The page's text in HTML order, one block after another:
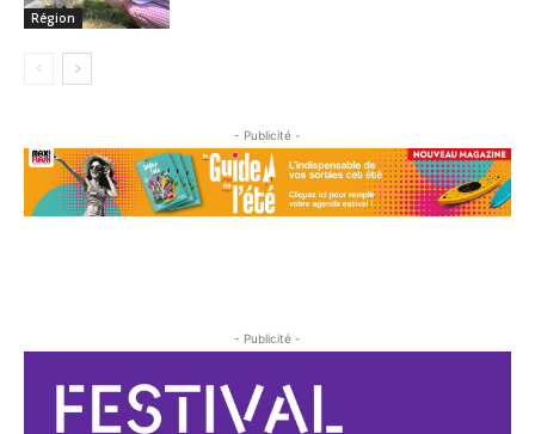
Région
- Publicité -
- Publicité -